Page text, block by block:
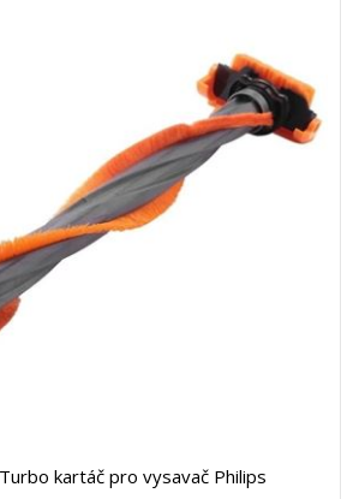
kartáč pro vysavač Philips